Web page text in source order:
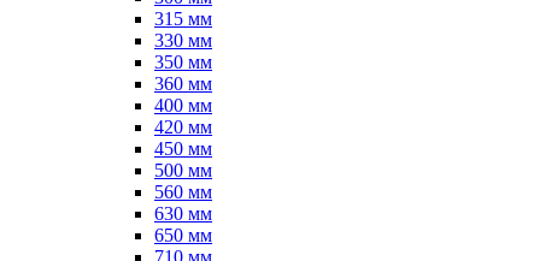
315 мм
330 мм
350 мм
360 мм
400 мм
420 мм
450 мм
500 мм
560 мм
630 мм
650 мм
710 мм